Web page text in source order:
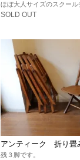
ほぼ大人サイズのスクール
SOLD OUT
アンティーク 折り畳
残３脚です。